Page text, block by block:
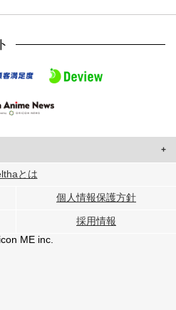
ユーザーに合わせたコンテンツや広告の
パートナーに提供しています。
が各パートナーに提供した他の情報や、
使用したときに収集した他の情報を組み
とは
個人情報保護方針
採用情報
ME inc.